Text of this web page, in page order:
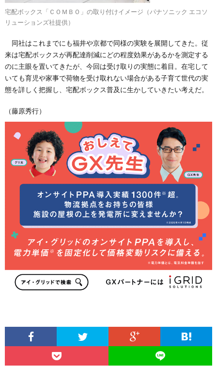
宅配ボックス「ＣＯＭＢＯ」の取り付けイメージ（パナソニック エコソ
リューションズ社提供）
同社はこれまでにも福井や京都で同様の実験を展開してきた。従
来は宅配ボックスが再配達削減にどの程度効果があるかを測定する
のに主眼を置いてきたが、今回は受け取りの実態に着目。在宅して
いても育児や家事で荷物を受け取れない場合がある子育て世代の実
態を詳しく把握し、宅配ボックス普及に生かしていきたい考えだ。
（藤原秀行）